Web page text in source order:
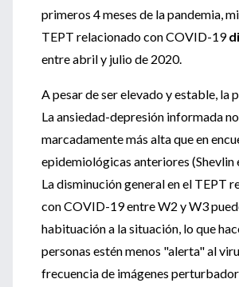
primeros 4 meses de la pandemia,
TEPT relacionado con COVID-19
entre abril y julio de 2020.
A pesar de ser elevado y estable, la
La ansiedad-depresión informada
marcadamente más alta que en
epidemiológicas anteriores (Shevlin
La disminución general en el TEPT
con COVID-19 entre W2 y W3
habituación a la situación, lo que
personas estén menos "alerta" al
frecuencia de imágenes